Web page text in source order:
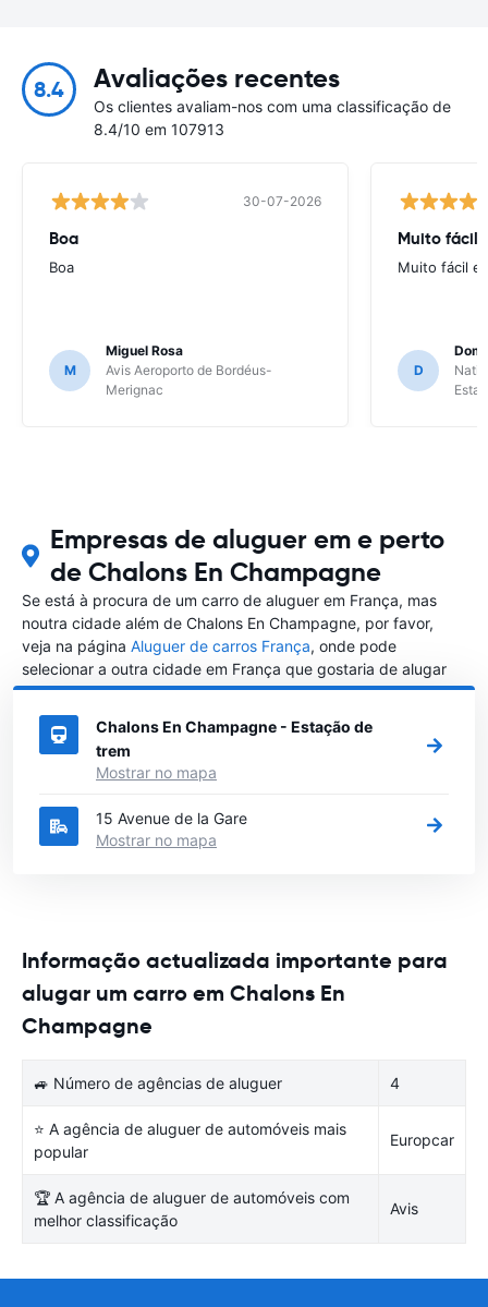
8.4 Avaliações recentes
Os clientes avaliam-nos com uma classificação de
8.4/10 em 107913
30-07-2026
Boa
Boa
M
Miguel Rosa
Avis Aeroporto de Bordéus-
Merignac
Muito fácil
Muito fácil e
D
Empresas de aluguer em e perto
de Chalons En Champagne
Se está à procura de um carro de aluguer em França, mas
noutra cidade além de Chalons En Champagne, por favor,
veja na página Aluguer de carros França, onde pode
selecionar a outra cidade em França que gostaria de alugar
um carro
Chalons En Champagne - Estação de
trem
Mostrar no mapa
15 Avenue de la Gare
Mostrar no mapa
Informação actualizada importante para
alugar um carro em Chalons En
Champagne
🚙 Número de agências de aluguer 4
⭐ A agência de aluguer de automóveis mais
popular
Europcar
🏆 A agência de aluguer de automóveis com
melhor classificação
Avis